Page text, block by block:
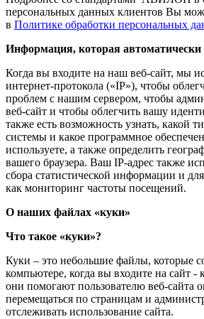
персональных данных клиентов Вы
в Политике обработки персональных
Информация, которая автоматически
Когда вы входите на наш веб-сайт, мы
интернет-протокола («IP»), чтобы
проблем с нашим сервером, чтобы
веб-сайт и чтобы облегчить вашу
также есть возможность узнать, какой
системы и какое программное
используете, а также определить
вашего браузера. Ваш IP-адрес также
сбора статистической информации и
как мониторинг частоты посещений.
О наших файлах «куки»
Что такое «куки»?
Куки – это небольшие файлы, которые
компьютере, когда вы входите на сайт -
они помогают пользователю веб-сайта
перемещаться по страницам и
отслеживать использование сайта.